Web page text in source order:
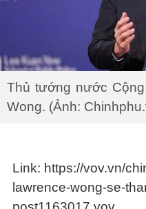
Thủ tướng nước
Wong. (Ảnh:
Link: https://vov.vn/
lawrence-wong-se-